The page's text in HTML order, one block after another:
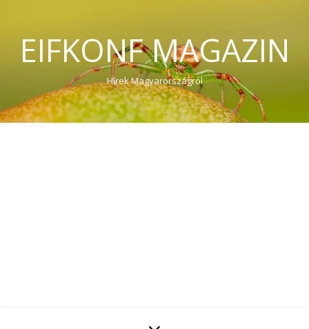
EIFKONF MAGAZIN
Hírek Magyarországról